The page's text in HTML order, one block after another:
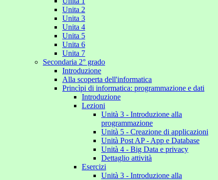
Unita 2
Unita 3
Unita 4
Unita 5
Unita 6
Unita 7
Secondaria 2° grado
Introduzione
Alla scoperta dell'informatica
Princìpi di informatica: programmazione e dati
Introduzione
Lezioni
Unità 3 - Introduzione alla
programmazione
Unità 5 - Creazione di applicazioni
Unità Post AP - App e Database
Unità 4 - Big Data e privacy
Dettaglio attività
Esercizi
Unità 3 - Introduzione alla